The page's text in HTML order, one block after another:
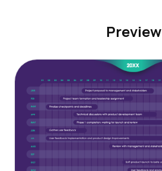
Preview